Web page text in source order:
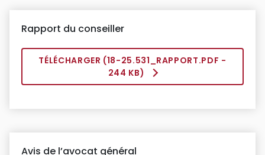
Rapport du conseiller
TÉLÉCHARGER (18-25.531_RAPPORT.PDF -
244 KB)
Avis de l’avocat général